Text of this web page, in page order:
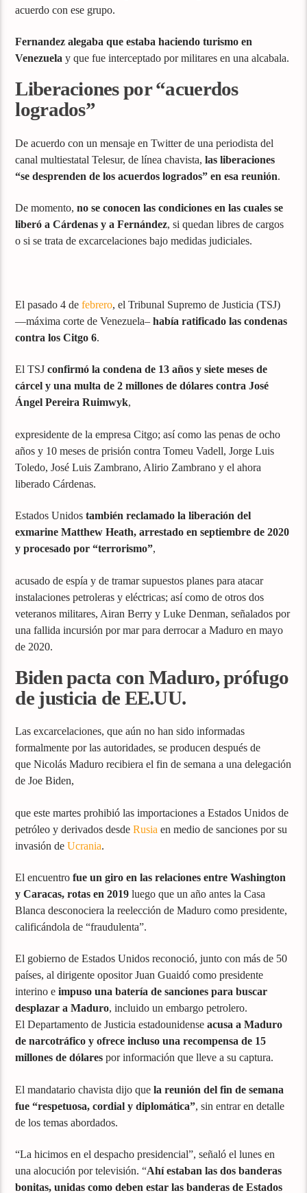
acuerdo con ese grupo.
Fernandez alegaba que estaba haciendo turismo en
Venezuela y que fue interceptado por militares en una alcabala.
Liberaciones por “acuerdos
logrados”
De acuerdo con un mensaje en Twitter de una periodista del
canal multiestatal Telesur, de línea chavista,las liberaciones
“se desprenden de los acuerdos logrados” en esa reunión.
De momento,no se conocen las condiciones en las cuales se
liberó a Cárdenas y a Fernández, si quedan libres de cargos
o si se trata de excarcelaciones bajo medidas judiciales.
El pasado 4 defebrero, el Tribunal Supremo de Justicia (TSJ)
—máxima corte de Venezuela–había ratificado las condenas
contra los Citgo 6.
El TSJconfirmó la condena de 13 años y siete meses de
cárcel y una multa de 2 millones de dólares contra José
Ángel Pereira Ruimwyk,
expresidente de la empresa Citgo; así como las penas de ocho
años y 10 meses de prisión contra Tomeu Vadell, Jorge Luis
Toledo, José Luis Zambrano, Alirio Zambrano y el ahora
liberado Cárdenas.
Estados Unidos también reclamado la liberación del
exmarine Matthew Heath, arrestado en septiembre de 2020
y procesado por “terrorismo”,
acusado de espía y de tramar supuestos planes para atacar
instalaciones petroleras y eléctricas; así como de otros dos
veteranos militares, Airan Berry y Luke Denman, señalados por
una fallida incursión por mar para derrocar a Maduro en mayo
de 2020.
Biden pacta con Maduro, prófugo
de justicia de EE.UU.
Las excarcelaciones, que aún no han sido informadas
formalmente por las autoridades, se producen después de
que Nicolás Maduro recibiera el fin de semana a una delegación
de Joe Biden,
que este martes prohibió las importaciones a Estados Unidos de
petróleo y derivados desdeRusia en medio de sanciones por su
invasión deUcrania.
El encuentrofue un giro en las relaciones entre Washington
y Caracas, rotas en 2019 luego que un año antes la Casa
Blanca desconociera la reelección de Maduro como presidente,
calificándola de “fraudulenta”.
El gobierno de Estados Unidos reconoció, junto con más de 50
países, al dirigente opositor Juan Guaidó como presidente
interino eimpuso una batería de sanciones para buscar
desplazar a Maduro, incluido un embargo petrolero.
El Departamento de Justicia estadounidenseacusa a Maduro
de narcotráfico y ofrece incluso una recompensa de 15
millones de dólares por información que lleve a su captura.
El mandatario chavista dijo quela reunión del fin de semana
fue “respetuosa, cordial y diplomática”, sin entrar en detalle
de los temas abordados.
“La hicimos en el despacho presidencial”, señaló el lunes en
una alocución por televisión. “Ahí estaban las dos banderas
bonitas, unidas como deben estar las banderas de Estados